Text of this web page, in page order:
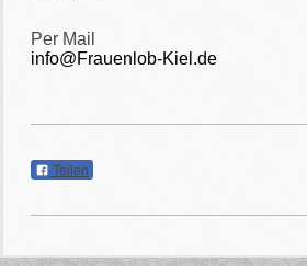
Per Mail
info@Frauenlob-Kiel.de
Teilen